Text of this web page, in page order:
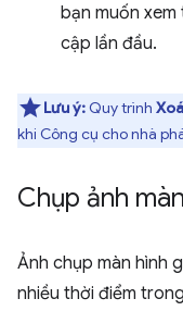
bạn muốn
cập lần đầu.
Lưu ý:Quy trình
khi Công cụ cho nhà
Chụp ảnh
Ảnh chụp màn hình
nhiều thời điểm